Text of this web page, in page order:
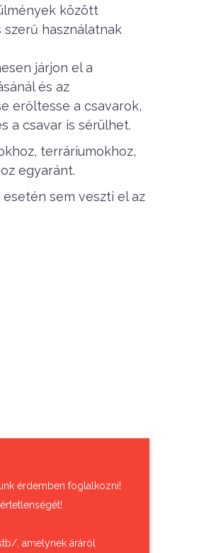
között
használatnak
járjon el a
és az
erőltesse a csavarok,
a csavar is sérülhet.
terráriumokhoz,
egyaránt.
sem veszti el az
érdemben foglalkozni!
, amelynek áráról